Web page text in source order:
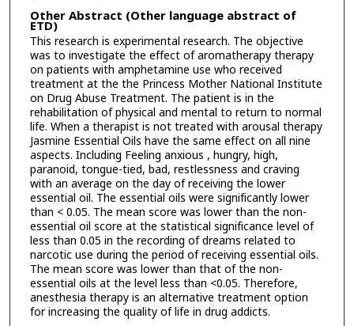
Other Abstract (Other language abstract of
ETD)
This research is experimental research. The objective
was to investigate the effect of aromatherapy therapy
on patients with amphetamine use who received
treatment at the the Princess Mother National Institute
on Drug Abuse Treatment. The patient is in the
rehabilitation of physical and mental to return to normal
life. When a therapist is not treated with arousal therapy
Jasmine Essential Oils have the same effect on all nine
aspects. Including Feeling anxious , hungry, high,
paranoid, tongue-tied, bad, restlessness and craving
with an average on the day of receiving the lower
essential oil. The essential oils were significantly lower
than < 0.05. The mean score was lower than the non-
essential oil score at the statistical significance level of
less than 0.05 in the recording of dreams related to
narcotic use during the period of receiving essential oils.
The mean score was lower than that of the non-
essential oils at the level less than <0.05. Therefore,
anesthesia therapy is an alternative treatment option
for increasing the quality of life in drug addicts.